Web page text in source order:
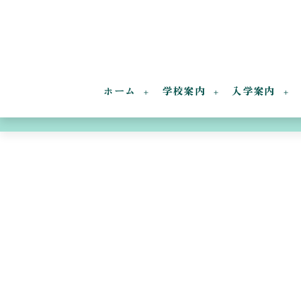
ホーム 学校案内 入学案内